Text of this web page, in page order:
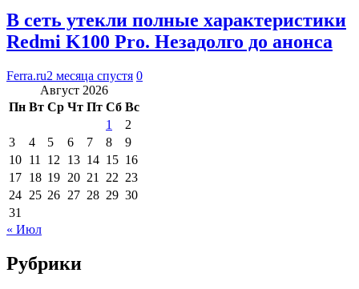
В сеть утекли полные характеристики
Redmi K100 Pro. Незадолго до анонса
Ferra.ru2 месяца спустя 0
Август 2026
Пн Вт Ср Чт Пт Сб Вс
1
2
3
4 5 6 7 8
9
10 11 12 13 14 15 16
17 18 19 20 21 22 23
24 25 26 27 28 29 30
31
« Июл
Рубрики